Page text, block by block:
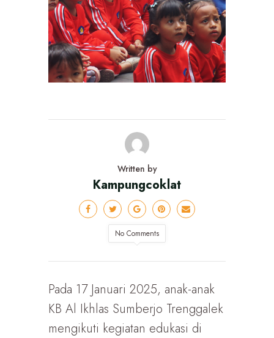
Written by
Kampungcoklat
No Comments
Pada 17 Januari 2025, anak-anak
KB Al Ikhlas Sumberjo Trenggalek
mengikuti kegiatan edukasi di